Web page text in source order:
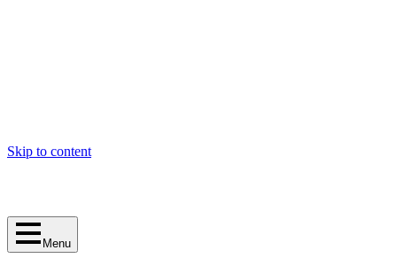
Skip to content
Menu